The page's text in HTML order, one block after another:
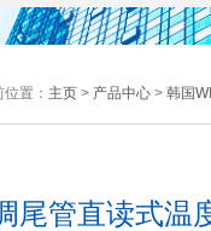
位置： 主页> 产品中心> 韩国
尾管直读式温